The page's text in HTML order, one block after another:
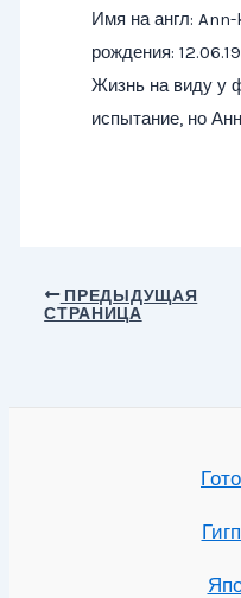
Имя на англ:
рождения:
Жизнь на виду у
испытание, но
Навигация
ПРЕДЫДУЩАЯ
СТРАНИЦА